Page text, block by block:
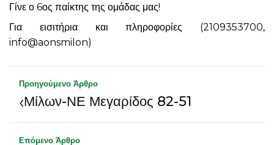
Γίνε ο 6ος παίκτης της ομάδας μας!
Για εισιτήρια και πληροφορίες (2109353700,
info@aonsmilon)
Προηγούμενο Άρθρο
‹Μίλων-ΝΕ Μεγαρίδος 82-51
Επόμενο Άρθρο